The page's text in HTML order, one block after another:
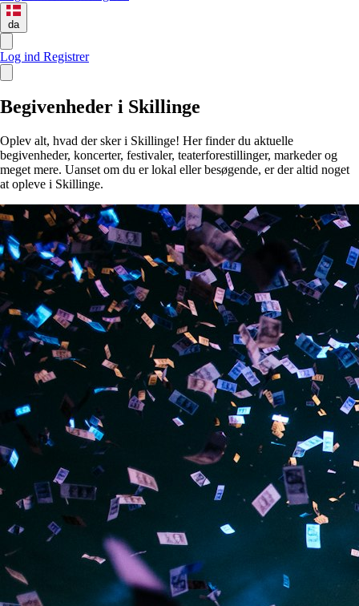
da
Log ind Registrer
Begivenheder i Skillinge
Oplev alt, hvad der sker i Skillinge! Her finder du aktuelle
begivenheder, koncerter, festivaler, teaterforestillinger, markeder og
meget mere. Uanset om du er lokal eller besøgende, er der altid noget
at opleve i Skillinge.